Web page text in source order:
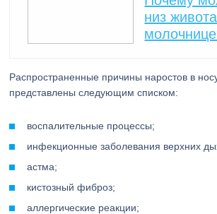
низ
Распространенные причины наростов в
представлены следующим списком:
воспалительные процессы;
инфекционные заболевания верхних
астма;
кистозный фиброз;
аллергические реакции;